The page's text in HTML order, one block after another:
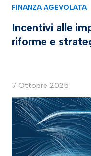
FINANZA AGEVOLATA
Incentivi alle
riforme e
7 Ottobre 2025